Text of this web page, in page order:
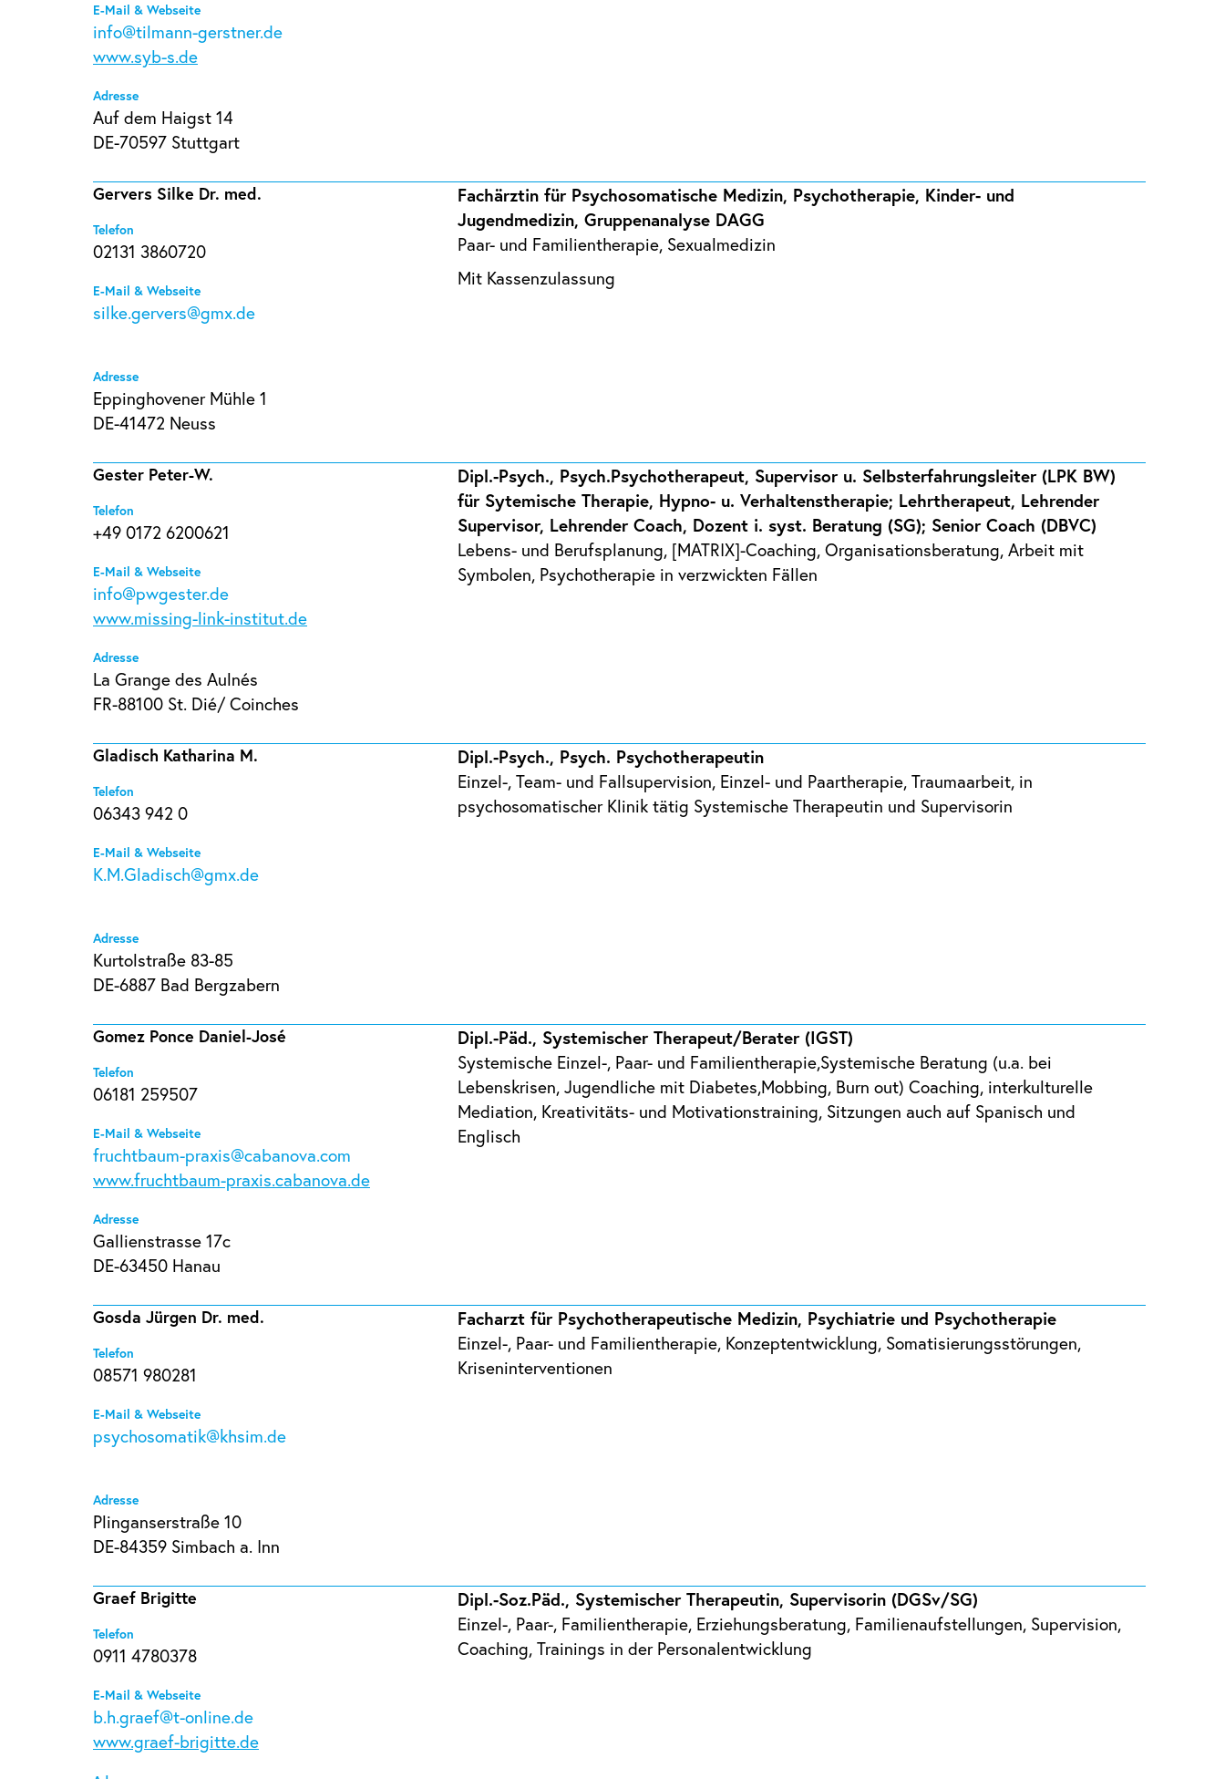
E-Mail & Webseite
info@tilmann-gerstner.de
www.syb-s.de
Adresse
Auf dem Haigst 14
DE-70597 Stuttgart
Gervers Silke Dr. med.
Telefon
02131 3860720
E-Mail & Webseite
silke.gervers@gmx.de
Adresse
Eppinghovener Mühle 1
DE-41472 Neuss
Fachärztin für Psychosomatische Medizin, Psychotherapie, Kinder- und
Jugendmedizin, Gruppenanalyse DAGG
Paar- und Familientherapie, Sexualmedizin
Mit Kassenzulassung
Gester Peter-W.
Telefon
+49 0172 6200621
E-Mail & Webseite
info@pwgester.de
www.missing-link-institut.de
Adresse
La Grange des Aulnés
FR-88100 St. Dié/ Coinches
Dipl.-Psych., Psych.Psychotherapeut, Supervisor u. Selbsterfahrungsleiter (LPK BW)
für Sytemische Therapie, Hypno- u. Verhaltenstherapie; Lehrtherapeut, Lehrender
Supervisor, Lehrender Coach, Dozent i. syst. Beratung (SG); Senior Coach (DBVC)
Lebens- und Berufsplanung, [MATRIX]-Coaching, Organisationsberatung, Arbeit mit
Symbolen, Psychotherapie in verzwickten Fällen
Gladisch Katharina M.
Telefon
06343 942 0
E-Mail & Webseite
K.M.Gladisch@gmx.de
Adresse
Kurtolstraße 83-85
DE-6887 Bad Bergzabern
Dipl.-Psych., Psych. Psychotherapeutin
Einzel-, Team- und Fallsupervision, Einzel- und Paartherapie, Traumaarbeit, in
psychosomatischer Klinik tätig Systemische Therapeutin und Supervisorin
Gomez Ponce Daniel-José
Telefon
06181 259507
E-Mail & Webseite
fruchtbaum-praxis@cabanova.com
www.fruchtbaum-praxis.cabanova.de
Adresse
Gallienstrasse 17c
DE-63450 Hanau
Dipl.-Päd., Systemischer Therapeut/Berater (IGST)
Systemische Einzel-, Paar- und Familientherapie,Systemische Beratung (u.a. bei
Lebenskrisen, Jugendliche mit Diabetes,Mobbing, Burn out) Coaching, interkulturelle
Mediation, Kreativitäts- und Motivationstraining, Sitzungen auch auf Spanisch und
Englisch
Gosda Jürgen Dr. med.
Telefon
08571 980281
E-Mail & Webseite
psychosomatik@khsim.de
Adresse
Plinganserstraße 10
DE-84359 Simbach a. Inn
Facharzt für Psychotherapeutische Medizin, Psychiatrie und Psychotherapie
Einzel-, Paar- und Familientherapie, Konzeptentwicklung, Somatisierungsstörungen,
Kriseninterventionen
Graef Brigitte
Telefon
0911 4780378
E-Mail & Webseite
b.h.graef@t-online.de
www.graef-brigitte.de
Dipl.-Soz.Päd., Systemischer Therapeutin, Supervisorin (DGSv/SG)
Einzel-, Paar-, Familientherapie, Erziehungsberatung, Familienaufstellungen, Supervision,
Coaching, Trainings in der Personalentwicklung